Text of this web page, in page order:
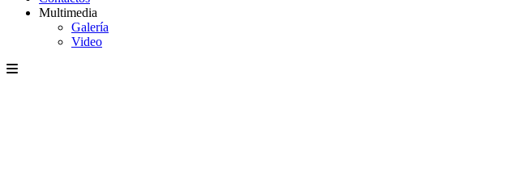
Multimedia
Galería
Video